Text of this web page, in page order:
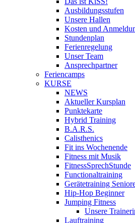
Ausbildungsstufen
Unsere Hallen
Kosten und
Stundenplan
Ferienregelung
Unser Team
Ansprechpartner
Feriencamps
KURSE
NEWS
Aktueller Kursplan
Punktekarte
Hybrid Training
B.A.R.S.
Calisthenics
Fit ins Wochenende
Fitness mit Musik
FitnessSprechStunde
Functionaltraining
Gerätetraining
Hip-Hop Beginner
Jumping Fitness
Unsere
Lauftraining